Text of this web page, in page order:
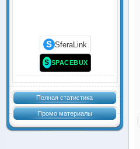
S SferaLink
S SPACEBUX
Полная статистика
Промо материалы